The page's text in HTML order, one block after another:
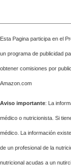
Esta Pagina participa en el
un programa de publicidad
obtener comisiones por
Amazon.com
Aviso importante: La
médico o nutricionista. Si
médico. La información
de un profesional de la
nutricional acudas a un